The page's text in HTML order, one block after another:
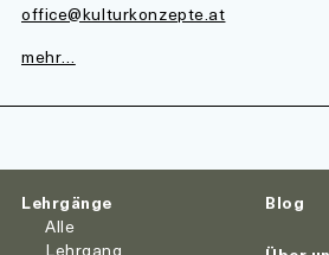
office@kulturkonzepte.at
mehr…
Lehrgänge
Alle
Lehrgang
Blog